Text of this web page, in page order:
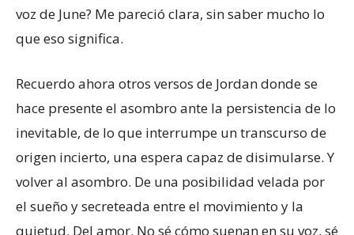
voz de June? Me pareció clara, sin saber mucho lo
que eso significa.
Recuerdo ahora otros versos de Jordan donde se
hace presente el asombro ante la persistencia de lo
inevitable, de lo que interrumpe un transcurso de
origen incierto, una espera capaz de disimularse. Y
volver al asombro. De una posibilidad velada por
el sueño y secreteada entre el movimiento y la
quietud. Del amor. No sé cómo suenan en su voz, sé